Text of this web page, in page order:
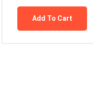
Add To Cart